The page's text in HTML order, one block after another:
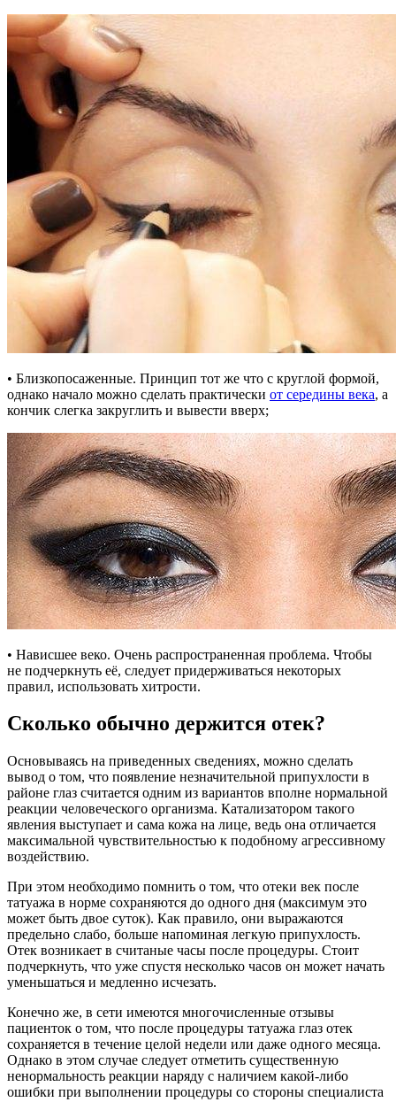
• Близкопосаженные. Принцип тот же что с круглой формой,
однако начало можно сделать практически от середины века, а
кончик слегка закруглить и вывести вверх;
• Нависшее веко. Очень распространенная проблема. Чтобы
не подчеркнуть её, следует придерживаться некоторых
правил, использовать хитрости.
Сколько обычно держится отек?
Основываясь на приведенных сведениях, можно сделать
вывод о том, что появление незначительной припухлости в
районе глаз считается одним из вариантов вполне нормальной
реакции человеческого организма. Катализатором такого
явления выступает и сама кожа на лице, ведь она отличается
максимальной чувствительностью к подобному агрессивному
воздействию.
При этом необходимо помнить о том, что отеки век после
татуажа в норме сохраняются до одного дня (максимум это
может быть двое суток). Как правило, они выражаются
предельно слабо, больше напоминая легкую припухлость.
Отек возникает в считаные часы после процедуры. Стоит
подчеркнуть, что уже спустя несколько часов он может начать
уменьшаться и медленно исчезать.
Конечно же, в сети имеются многочисленные отзывы
пациенток о том, что после процедуры татуажа глаз отек
сохраняется в течение целой недели или даже одного месяца.
Однако в этом случае следует отметить существенную
ненормальность реакции наряду с наличием какой-либо
ошибки при выполнении процедуры со стороны специалиста